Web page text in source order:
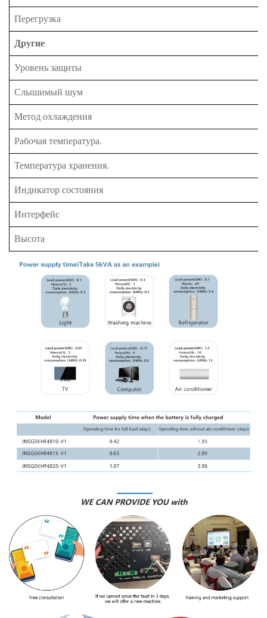
Перегрузка
Другие
Уровень защиты
Слышимый шум
Метод охлаждения
Рабочая температура.
Температура хранения.
Индикатор состояния
Интерфейс
Высота